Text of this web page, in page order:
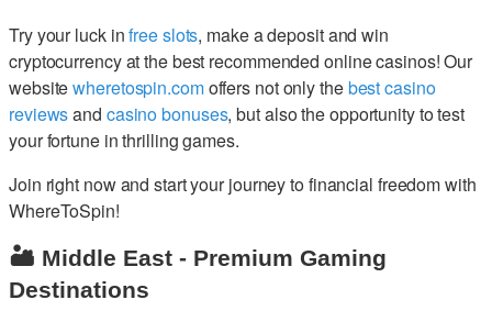
Try your luck infree slots, make a deposit and win
cryptocurrency at the best recommended online casinos! Our
websitewheretospin.comoffers not only thebest casino
reviewsand casino bonuses, but also the opportunity to test
your fortune in thrilling games.
Join right now and start your journey to financial freedom with
WhereToSpin!
🏜️ Middle East - Premium Gaming
Destinations